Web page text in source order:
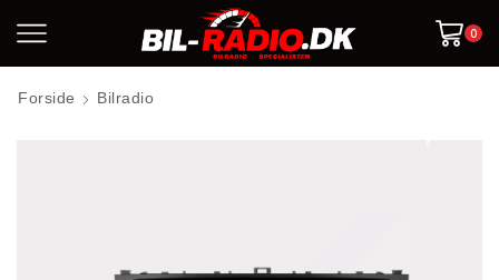
0
Forside Bilradio